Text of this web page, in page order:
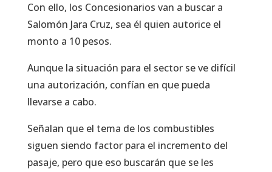
Con ello, los Concesionarios van a buscar a
Salomón Jara Cruz, sea él quien autorice el
monto a 10 pesos.
Aunque la situación para el sector se ve difícil
una autorización, confían en que pueda
llevarse a cabo.
Señalan que el tema de los combustibles
siguen siendo factor para el incremento del
pasaje, pero que eso buscarán que se les